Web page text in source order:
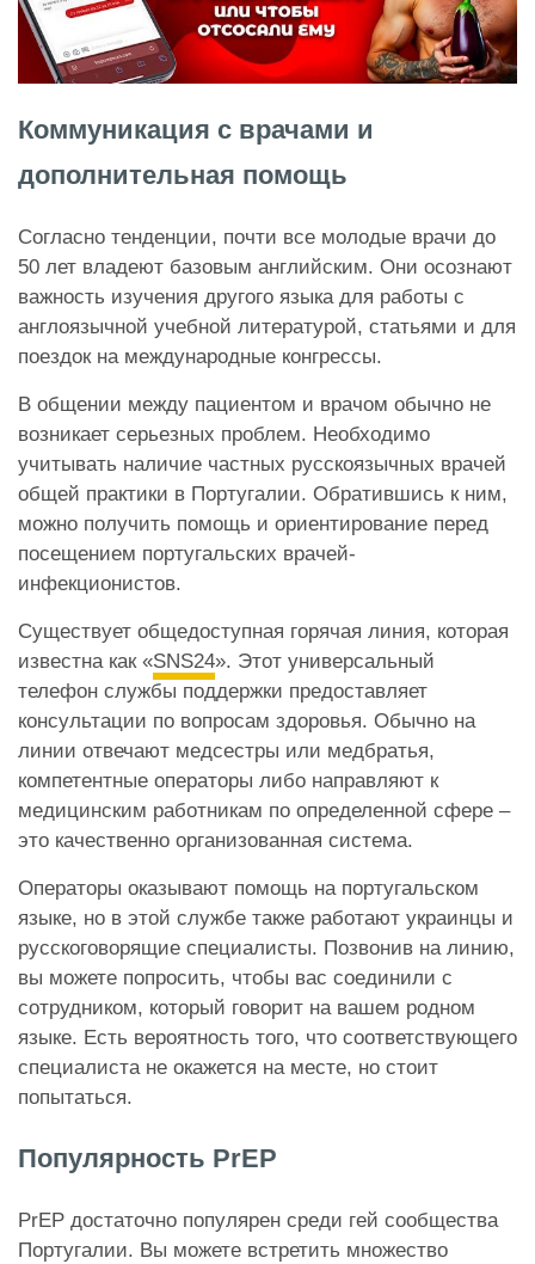
Коммуникация с врачами и
дополнительная помощь
Согласно тенденции, почти все молодые врачи до
50 лет владеют базовым английским. Они осознают
важность изучения другого языка для работы с
англоязычной учебной литературой, статьями и для
поездок на международные конгрессы.
В общении между пациентом и врачом обычно не
возникает серьезных проблем. Необходимо
учитывать наличие частных русскоязычных врачей
общей практики в Португалии. Обратившись к ним,
можно получить помощь и ориентирование перед
посещением португальских врачей-
инфекционистов.
Существует общедоступная горячая линия, которая
известна как «SNS24». Этот универсальный
телефон службы поддержки предоставляет
консультации по вопросам здоровья. Обычно на
линии отвечают медсестры или медбратья,
компетентные операторы либо направляют к
медицинским работникам по определенной сфере –
это качественно организованная система.
Операторы оказывают помощь на португальском
языке, но в этой службе также работают украинцы и
русскоговорящие специалисты. Позвонив на линию,
вы можете попросить, чтобы вас соединили с
сотрудником, который говорит на вашем родном
языке. Есть вероятность того, что соответствующего
специалиста не окажется на месте, но стоит
попытаться.
Популярность PrEP
PrEP достаточно популярен среди гей сообщества
Португалии. Вы можете встретить множество